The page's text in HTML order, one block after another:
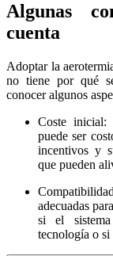
Algunas
cuenta
Adoptar la
no tiene por qué
conocer algunos
Coste inicial:
puede ser
incentivos y
que pueden
adecuadas
si el
tecnología o si